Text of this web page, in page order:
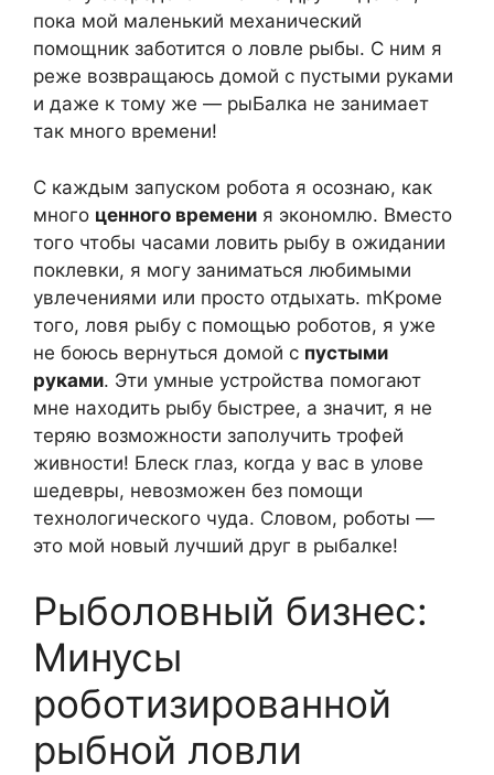
пока мой маленький механический
помощник заботится о ловле рыбы. С ним я
реже возвращаюсь домой с пустыми руками
и даже к тому же — рыБалка не занимает
так много времени!
С каждым запуском робота я осознаю, как
много ценного времени я экономлю. Вместо
того чтобы часами ловить рыбу в ожидании
поклевки, я могу заниматься любимыми
увлечениями или просто отдыхать. mКроме
того, ловя рыбу с помощью роботов, я уже
не боюсь вернуться домой с пустыми
руками. Эти умные устройства помогают
мне находить рыбу быстрее, а значит, я не
теряю возможности заполучить трофей
живности! Блеск глаз, когда у вас в улове
шедевры, невозможен без помощи
технологического чуда. Словом, роботы —
это мой новый лучший друг в рыбалке!
Рыболовный бизнес:
Минусы
роботизированной
рыбной ловли